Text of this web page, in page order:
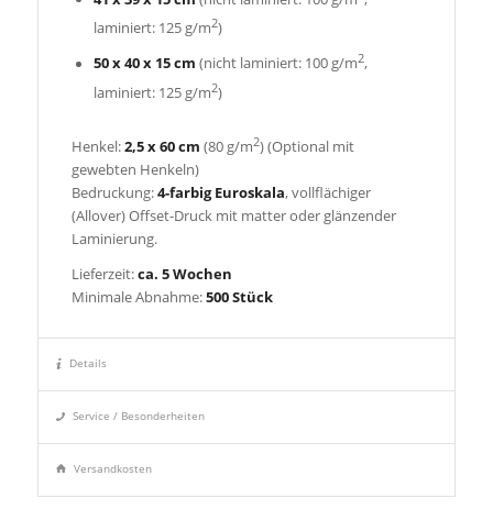
laminiert: 125 g/m2)
50 x 40 x 15 cm (nicht laminiert: 100 g/m2,
laminiert: 125 g/m2)
Henkel:2,5 x 60 cm (80 g/m2) (Optional mit
gewebten Henkeln)
Bedruckung:4-farbig Euroskala, vollflächiger
(Allover) Offset-Druck mit matter oder glänzender
Laminierung.
Lieferzeit:ca. 5 Wochen
Minimale Abnahme:500 Stück
Details
Service / Besonderheiten
Versandkosten